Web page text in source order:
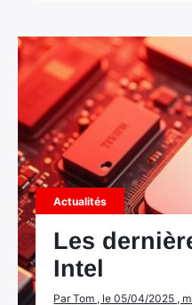
Actualités
Les
Intel
Par Tom , le 05/04/2025 ,